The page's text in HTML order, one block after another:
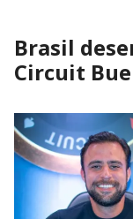
Brasil
Circuit